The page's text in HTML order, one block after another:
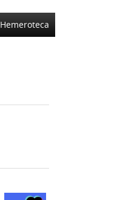
Hemeroteca